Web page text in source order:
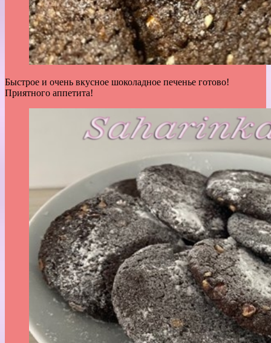
Быстрое и очень вкусное шоколадное печенье готово!
Приятного аппетита!